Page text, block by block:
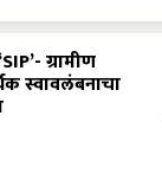
ग्रामीण
स्वावलंबनाचा